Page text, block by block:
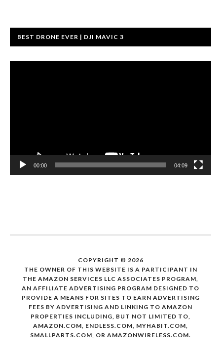
BEST DRONE EVER | DJI MAVIC 3
00:00 04:09
COPYRIGHT © 2026
THE OWNER OF THIS WEBSITE IS A PARTICIPANT IN
THE AMAZON SERVICES LLC ASSOCIATES PROGRAM,
AN AFFILIATE ADVERTISING PROGRAM DESIGNED TO
PROVIDE A MEANS FOR SITES TO EARN ADVERTISING
FEES BY ADVERTISING AND LINKING TO AMAZON
PROPERTIES INCLUDING, BUT NOT LIMITED TO,
AMAZON.COM, ENDLESS.COM, MYHABIT.COM,
SMALLPARTS.COM, OR AMAZONWIRELESS.COM.